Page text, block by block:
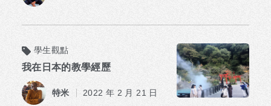
學生觀點
我在日本的教學經歷
特米 2022 年 2 月 21 日